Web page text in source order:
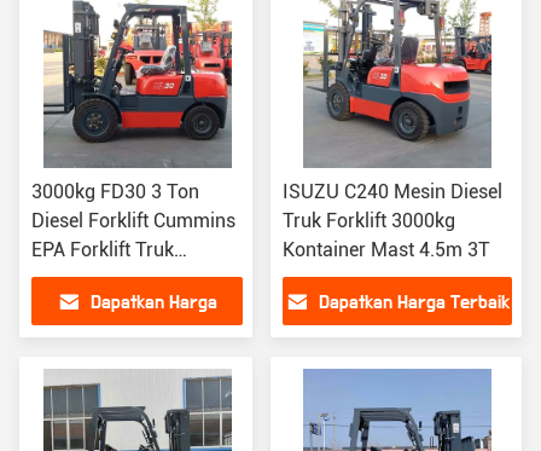
3000kg FD30 3 Ton
Diesel Forklift Cummins
EPA Forklift Truk
counterbalance
Dapatkan Harga
ISUZU C240 Mesin Diesel
Truk Forklift 3000kg
Kontainer Mast 4.5m 3T
Dapatkan Harga Terbaik